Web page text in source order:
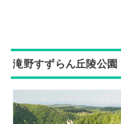
滝野すずらん丘陵公園